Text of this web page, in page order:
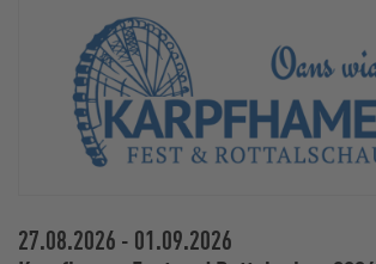
27.08.2026 - 01.09.2026